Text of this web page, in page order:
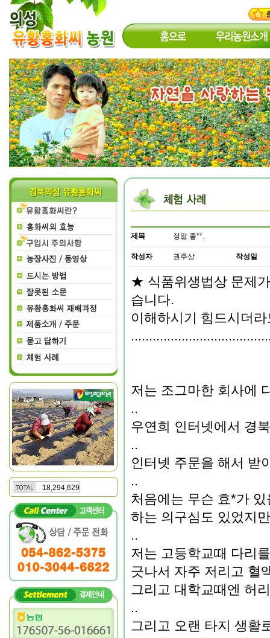
18,294,629
제목 정말 좋**.
작성자 권주상 작성일
★ 식품위생법상 문제
습니다.
이해하시기 힘드시더
저는 조그마한 회사에
..
우연희 인터넷에서 경
..
인터넷 주문을 해서 받
..
처음에는 무슨 효*가 있
하는 의구심도 있었지
..
저는 고등학교때 다리
긋나서 자주 저리고 혈
그리고 대학교때엔 허
..
그리고 오랜 타지 생활